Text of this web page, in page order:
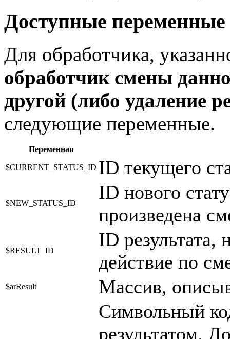
Доступные переменные
Для обработчика,
обработчик смены
другой (либо удаление
следующие переменные.
Переменная
$CURRENT_STATUS_ID ID текущего
$NEW_STATUS_ID
ID нового
произведена
$RESULT_ID
ID результата,
действие по
$arResult
Массив,
Символьный
результатом.